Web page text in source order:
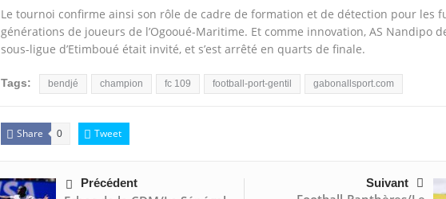
Le tournoi confirme ainsi son rôle de cadre de formation et de détection pour les
générations de joueurs de l’Ogooué-Maritime. Et comme innovation, AS Nandipo
sous-ligue d’Etimboué était invité, et s’est arrêté en quarts de finale.
Tags: bendjé champion fc 109 football-port-gentil gabonallsport.com
Share 0 Tweet
Précédent Suivant